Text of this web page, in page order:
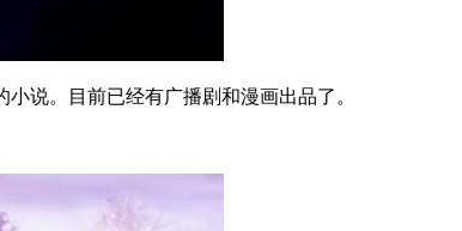
说。目前已经有广播剧和漫画出品了。